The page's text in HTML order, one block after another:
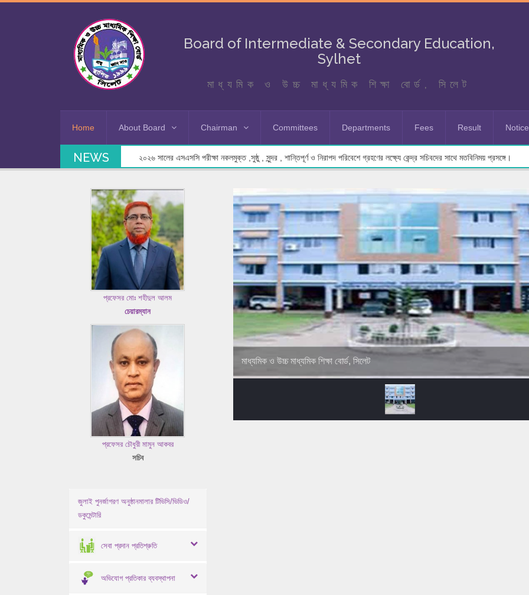
Board of Intermediate & Secondary Education,
Sylhet
মাধ্যমিক ও উচ্চ মাধ্যমিক শিক্ষা বোর্ড, সিলেট
Home About Board Chairman Committees Departments Fees Result
NEWS ২০২৬ সালের এসএসসি পরীক্ষা নকলমুক্ত ,সুষ্ঠু , সুন্দর , শান্তিপূর্ণ ও নিরাপদ পরিবেশে গ্রহণের লক্ষ্যে কেন্দ্র সচিবদের সাথে মতবিনিময় প্রসঙ্গে।
প্রফেসর মোঃ শহীদুল আলম
চেয়ারম্যান
প্রফেসর চৌধুরী মামুন আকবর
সচিব
জুলাই পুনর্জাগরণ অনুষ্ঠানমালার টিভিসি/ভিডিও/
ডকুমেন্টারি
সেবা প্রদান প্রতিশ্রুতি
অভিযোগ প্রতিকার ব্যবস্থাপনা
মাধ্যমিক ও উচ্চ মাধ্যমিক শিক্ষা বোর্ড, সিলেট